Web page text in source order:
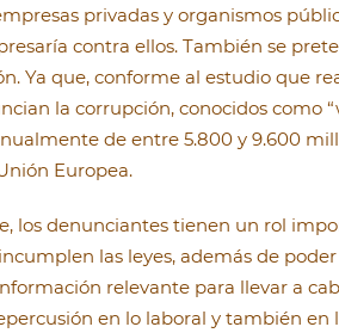
privadas y organismos
contra ellos. También se
Ya que, conforme al estudio que
la corrupción, conocidos como
de entre 5.800 y 9.600
Europea.
los denunciantes tienen un rol
las leyes, además de
relevante para llevar a
en lo laboral y también en